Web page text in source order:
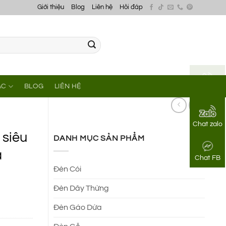
Chat zalo
Chat FB
Giới thiệu Blog Liên hệ Hỏi đáp
BLOG LIÊN HỆ
DANH MỤC SẢN PHẨM
Đèn Cói
Đèn Dây Thừng
Đèn Gáo Dừa